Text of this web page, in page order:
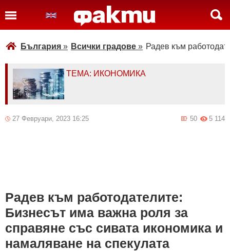
България » Всички градове » Радев към
ТЕМА: ИКОНОМИКА
27 Февруари, 2023 16:25 5 114
50
Радев към работодателите:
Бизнесът има важна роля за
справяне със сивата икономика и
намаляване на спекулата